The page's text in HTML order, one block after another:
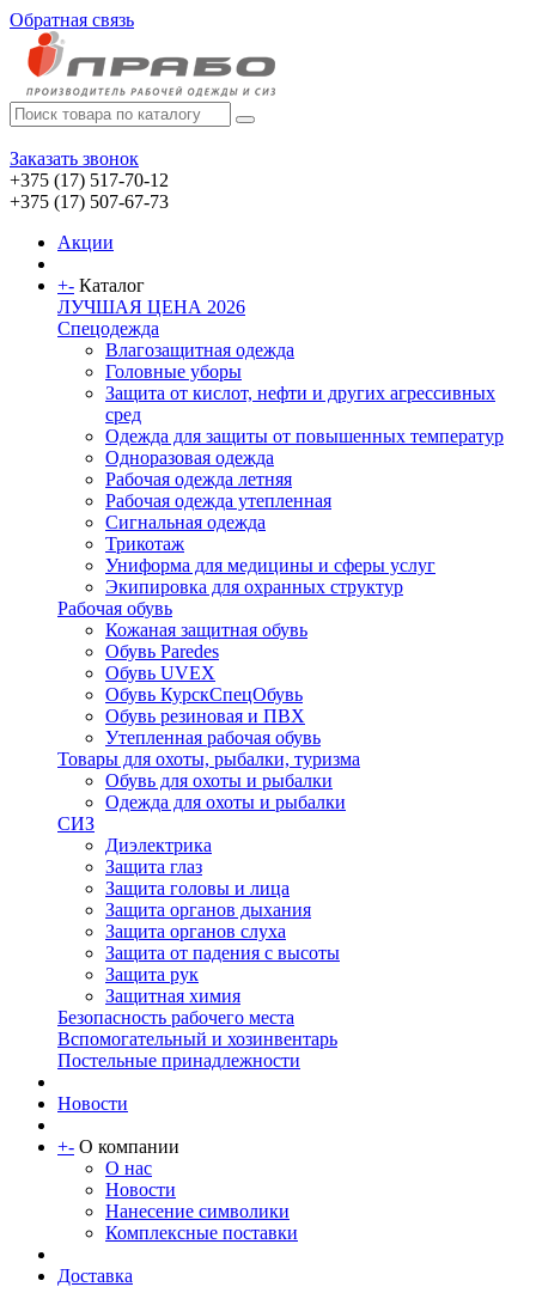
Обратная связь
Заказать звонок
+375 (17) 517-70-12
+375 (17) 507-67-73
Акции
+- Каталог
ЛУЧШАЯ ЦЕНА 2026
Спецодежда
Влагозащитная одежда
Головные уборы
Защита от кислот, нефти и других агрессивных
сред
Одежда для защиты от повышенных температур
Одноразовая одежда
Рабочая одежда летняя
Рабочая одежда утепленная
Сигнальная одежда
Трикотаж
Униформа для медицины и сферы услуг
Экипировка для охранных структур
Рабочая обувь
Кожаная защитная обувь
Обувь Paredes
Обувь UVEX
Обувь КурскСпецОбувь
Обувь резиновая и ПВХ
Утепленная рабочая обувь
Товары для охоты, рыбалки, туризма
Обувь для охоты и рыбалки
Одежда для охоты и рыбалки
СИЗ
Диэлектрика
Защита глаз
Защита головы и лица
Защита органов дыхания
Защита органов слуха
Защита от падения с высоты
Защита рук
Защитная химия
Безопасность рабочего места
Вспомогательный и хозинвентарь
Постельные принадлежности
Новости
+- О компании
О нас
Новости
Нанесение символики
Комплексные поставки
Доставка